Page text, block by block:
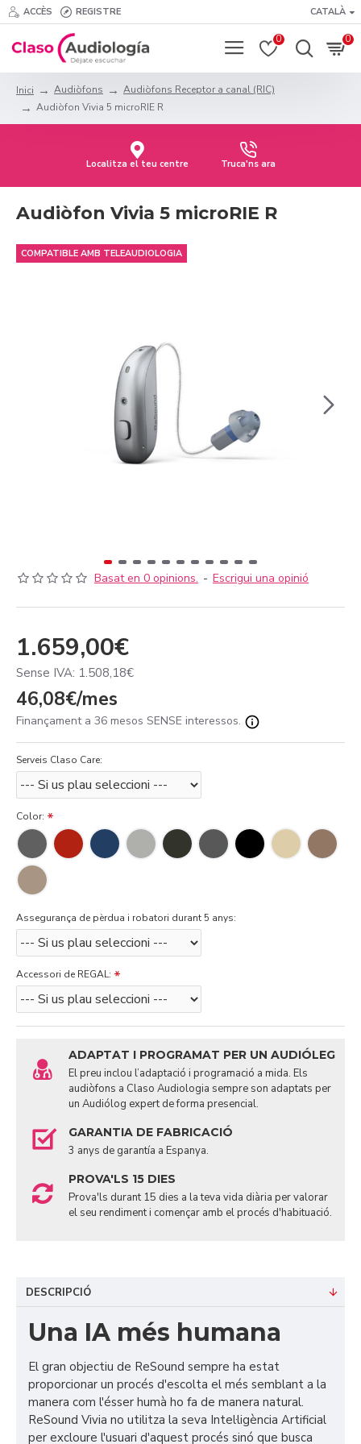
ACCÈS REGISTRE CATALÀ
0 0
Inici Audiòfons
Audiòfons Receptor a canal (RIC)
Audiòfon Vivia 5 microRIE R
Localitza el teu centre Truca'ns ara
Audiòfon Vivia 5 microRIE R
COMPATIBLE AMB TELEAUDIOLOGIA
Basat en 0 opinions. - Escrigui una opinió
1.659,00€
Sense IVA: 1.508,18€
46,08€/mes
Finançament a 36 mesos SENSE interessos.
Serveis Claso Care:
Color:
Assegurança de pèrdua i robatori durant 5 anys:
Accessori de REGAL:
ADAPTAT I PROGRAMAT PER UN AUDIÓLEG
El preu inclou l’adaptació i programació a mida. Els
audiòfons a Claso Audiologia sempre son adaptats per
un Audiólog expert de forma presencial.
GARANTIA DE FABRICACIÓ
3 anys de garantía a Espanya.
PROVA'LS 15 DIES
Prova'ls durant 15 dies a la teva vida diària per valorar
el seu rendiment i començar amb el procés d'habituació.
DESCRIPCIÓ
Una IA més humana
El gran objectiu de ReSound sempre ha estat
proporcionar un procés d'escolta el més semblant a la
manera com l'ésser humà ho fa de manera natural.
ReSound Vivia no utilitza la seva Intel·ligència Artificial
per excloure l'usuari d'aquest procés sinó que busca